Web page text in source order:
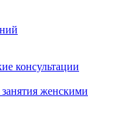
консультации
женскими